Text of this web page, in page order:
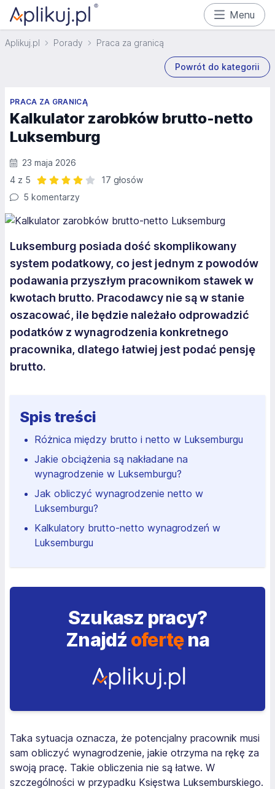
Menu
Aplikuj.pl Porady Praca za granicą
Powrót do kategorii
PRACA ZA GRANICĄ
Kalkulator zarobków brutto-netto
Luksemburg
23 maja 2026
4 z 5
17 głosów
5 komentarzy
Luksemburg posiada dość skomplikowany
system podatkowy, co jest jednym z powodów
podawania przyszłym pracownikom stawek w
kwotach brutto. Pracodawcy nie są w stanie
oszacować, ile będzie należało odprowadzić
podatków z wynagrodzenia konkretnego
pracownika, dlatego łatwiej jest podać pensję
brutto.
Spis treści
Różnica między brutto i netto w Luksemburgu
Jakie obciążenia są nakładane na
wynagrodzenie w Luksemburgu?
Jak obliczyć wynagrodzenie netto w
Luksemburgu?
Kalkulatory brutto-netto wynagrodzeń w
Luksemburgu
Szukasz pracy?
Znajdź ofertęna
Taka sytuacja oznacza, że potencjalny pracownik musi
sam obliczyć wynagrodzenie, jakie otrzyma na rękę za
swoją pracę. Takie obliczenia nie są łatwe. W
szczególności w przypadku Księstwa Luksemburskiego.